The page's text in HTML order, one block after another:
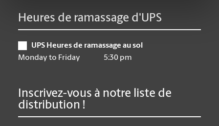
Heures de ramassage d'UPS
UPS Heures de ramassage au sol
Monday to Friday
5:30 pm
Inscrivez-vous à notre liste de
distribution !